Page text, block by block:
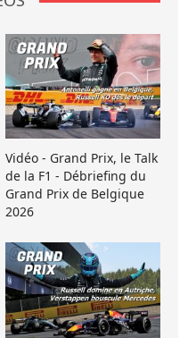
Vidéo - Grand Prix, le Talk
de la F1 - Débriefing du
Grand Prix de Belgique
2026